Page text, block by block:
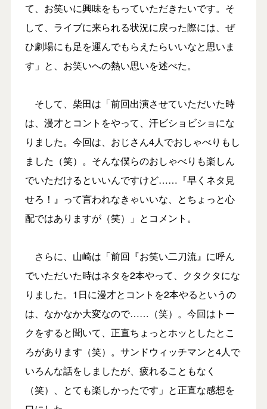
て、お笑いに興味をもっていただきたいです。そ
して、ライブに来られる状況に戻った際には、ぜ
ひ劇場にも足を運んでもらえたらいいなと思いま
す」と、お笑いへの熱い思いを述べた。
そして、柴田は「前回出演させていただいた時
は、漫才とコントをやって、汗ビショビショにな
りました。今回は、おじさん4人でおしゃべりもし
ました（笑）。そんな僕らのおしゃべりも楽しん
でいただけるといいんですけど……『早くネタ見
せろ！』って言われなきゃいいな、とちょっと心
配ではありますが（笑）」とコメント。
さらに、山崎は「前回『お笑い二刀流』に呼ん
でいただいた時はネタを2本やって、クタクタにな
りました。1日に漫才とコントを2本やるというの
は、なかなか大変なので……（笑）。今回はトー
クをすると聞いて、正直ちょっとホッとしたとこ
ろがあります（笑）。サンドウィッチマンと4人で
いろんな話をしましたが、疲れることもなく
（笑）、とても楽しかったです」と正直な感想を